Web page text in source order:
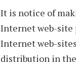
It is notice of
Internet web-site
Internet web-
distribution in